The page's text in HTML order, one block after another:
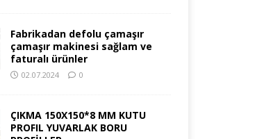
Fabrikadan defolu çamaşır
çamaşır makinesi sağlam ve
faturalı ürünler
02.07.2024 0
ÇIKMA 150X150*8 MM KUTU
PROFIL YUVARLAK BORU